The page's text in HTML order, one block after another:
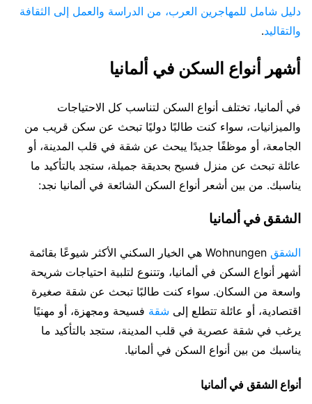
دليل شامل للمهاجرين العرب، من الدراسة والعمل إلى الثقافة
والتقاليد.
أشهر أنواع السكن في ألمانيا
في ألمانيا، تختلف أنواع السكن لتناسب كل الاحتياجات
والميزانيات، سواء كنت طالبًا دوليًا تبحث عن سكن قريب من
الجامعة، أو موظفًا جديدًا يبحث عن شقة في قلب المدينة، أو
عائلة تبحث عن منزل فسيح بحديقة جميلة، ستجد بالتأكيد ما
يناسبك. من بين أشعر أنواع السكن الشائعة في ألمانيا نجد:
الشقق في ألمانيا
الشقق
Wohnungen هي الخيار السكني الأكثر شيوعًا بقائمة
أشهر أنواع السكن في ألمانيا، وتتنوع لتلبية احتياجات شريحة
واسعة من السكان. سواء كنت طالبًا تبحث عن شقة صغيرة
اقتصادية، أو عائلة تتطلع إلى شقة فسيحة ومجهزة، أو مهنيًا
يرغب في شقة عصرية في قلب المدينة، ستجد بالتأكيد ما
يناسبك من بين أنواع السكن في ألمانيا.
أنواع الشقق في ألمانيا